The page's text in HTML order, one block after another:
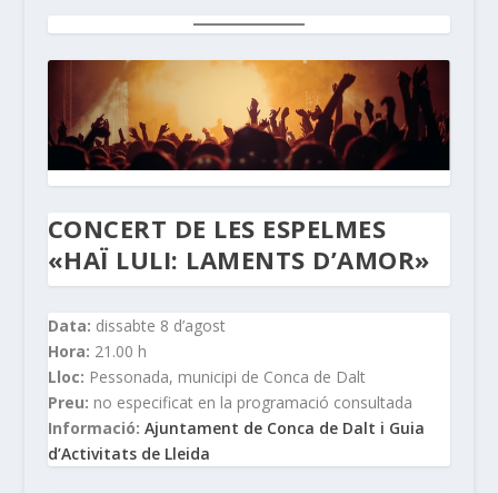
CONCERT DE LES ESPELMES
«HAÏ LULI: LAMENTS D’AMOR»
Data: dissabte 8 d’agost
Hora: 21.00 h
Lloc: Pessonada, municipi de Conca de Dalt
Preu: no especificat en la programació consultada
Informació: Ajuntament de Conca de Dalt i Guia
d’Activitats de Lleida